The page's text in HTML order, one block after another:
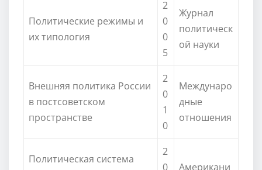
Политические режимы и
их типология
2
0
0
5
Журнал
политическ
ой науки
Внешняя политика России
в постсоветском
пространстве
2
0
1
0
Междунаро
дные
отношения
Политическая система
2
0
Американи